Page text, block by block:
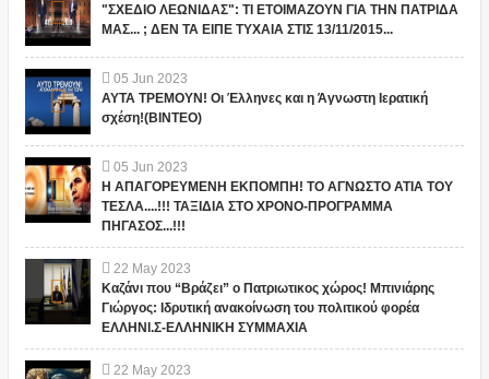
"ΣΧΕΔΙΟ ΛΕΩΝΙΔΑΣ": ΤΙ ΕΤΟΙΜΑΖΟΥΝ ΓΙΑ ΤΗΝ ΠΑΤΡΙΔΑ
ΜΑΣ... ; ΔΕΝ ΤΑ ΕΙΠΕ ΤΥΧΑΙΑ ΣΤΙΣ 13/11/2015...
05 Jun 2023
ΑΥΤΑ ΤΡΕΜΟΥΝ! Οι Έλληνες και η Άγνωστη Ιερατική
σχέση!(ΒΙΝΤΕΟ)
05 Jun 2023
Η ΑΠΑΓΟΡΕΥΜΕΝΗ ΕΚΠΟΜΠΗ! ΤΟ ΑΓΝΩΣΤΟ ΑΤΙΑ ΤΟΥ
ΤΕΣΛΑ....!!! ΤΑΞΙΔΙΑ ΣΤΟ ΧΡΟΝΟ-ΠΡΟΓΡΑΜΜΑ
ΠΗΓΑΣΟΣ...!!!
22 May 2023
Καζάνι που “Βράζει” ο Πατριωτικος χώρος! Μπινιάρης
Γιώργος: Ιδρυτική ανακοίνωση του πολιτικού φορέα
ΕΛΛΗΝΙ.Σ-ΕΛΛΗΝΙΚΗ ΣΥΜΜΑΧΙΑ
22 May 2023